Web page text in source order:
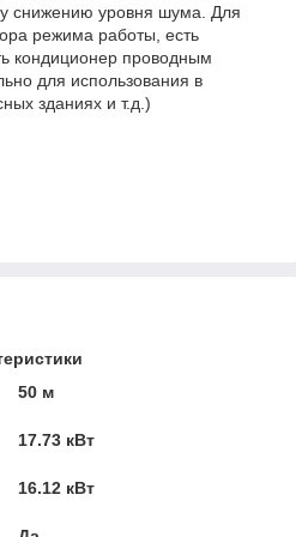
снижению уровня шума. Для
режима работы, есть
кондиционер проводным
для использования в
зданиях и т.д.)
50 м
17.73 кВт
16.12 кВт